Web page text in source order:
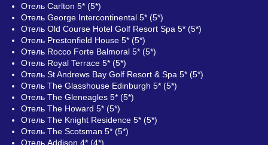
Отель Carlton 5* (5*)
Отель George Intercontinental 5* (5*)
Отель Old Course Hotel Golf Resort Spa 5* (5*)
Отель Prestonfield House 5* (5*)
Отель Rocco Forte Balmoral 5* (5*)
Отель Royal Terrace 5* (5*)
Отель St Andrews Bay Golf Resort & Spa 5* (5*)
Отель The Glasshouse Edinburgh 5* (5*)
Отель The Gleneagles 5* (5*)
Отель The Howard 5* (5*)
Отель The Knight Residence 5* (5*)
Отель The Scotsman 5* (5*)
Отель Addison 4* (4*)